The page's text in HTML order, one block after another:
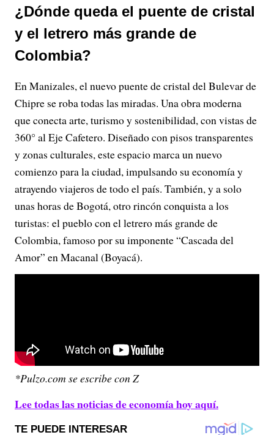
¿Dónde queda el puente de cristal
y el letrero más grande de
Colombia?
En Manizales, el nuevo puente de cristal del Bulevar de
Chipre se roba todas las miradas. Una obra moderna
que conecta arte, turismo y sostenibilidad, con vistas de
360° al Eje Cafetero. Diseñado con pisos transparentes
y zonas culturales, este espacio marca un nuevo
comienzo para la ciudad, impulsando su economía y
atrayendo viajeros de todo el país. También, y a solo
unas horas de Bogotá, otro rincón conquista a los
turistas: el pueblo con el letrero más grande de
Colombia, famoso por su imponente “Cascada del
Amor” en Macanal (Boyacá).
*Pulzo.com se escribe con Z
Lee todas las noticias de economía hoy aquí.